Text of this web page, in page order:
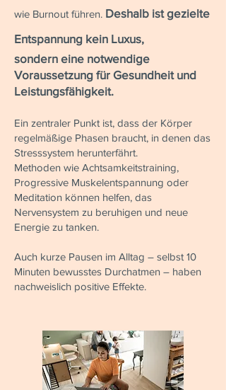
wie Burnout führen. Deshalb ist gezielte
Entspannung kein Luxus,
sondern eine notwendige
Voraussetzung für Gesundheit und
Leistungsfähigkeit.
Ein zentraler Punkt ist, dass der Körper
regelmäßige Phasen braucht, in denen das
Stresssystem herunterfährt.
Methoden wie Achtsamkeitstraining,
Progressive Muskelentspannung oder
Meditation können helfen, das
Nervensystem zu beruhigen und neue
Energie zu tanken.
Auch kurze Pausen im Alltag – selbst 10
Minuten bewusstes Durchatmen – haben
nachweislich positive Effekte.